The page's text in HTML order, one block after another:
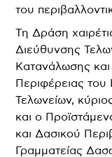
του
Τη Δράση
Διεύθυνσης
Κατανάλωσης
Περιφέρειας
Τελωνείων,
και ο
και Δασικού
Γραμματείας